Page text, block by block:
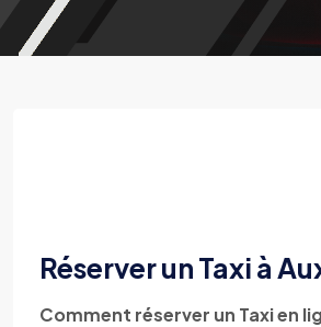
Réserver un Taxi à
Comment réserver un Taxi en